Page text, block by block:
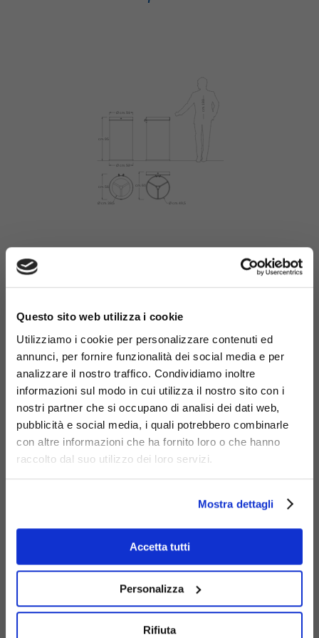
Questo sito web utilizza i cookie
Utilizziamo i cookie per personalizzare contenuti ed
annunci, per fornire funzionalità dei social media e per
analizzare il nostro traffico. Condividiamo inoltre
informazioni sul modo in cui utilizza il nostro sito con i
nostri partner che si occupano di analisi dei dati web,
pubblicità e social media, i quali potrebbero combinarle
con altre informazioni che ha fornito loro o che hanno
raccolto dal suo utilizzo dei loro servizi.
Mostra dettagli
Accetta tutti
Personalizza
Rifiuta
Materiali
Acciaio
zincato
Prodotti
Ecco un'area
Cestone
Elios con
basamento
377-CLS